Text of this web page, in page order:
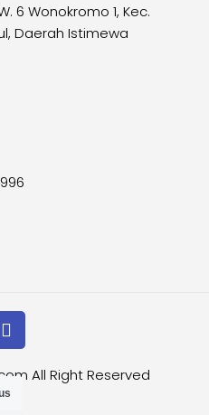
6 Wonokromo 1, Kec.
Daerah Istimewa
All Right Reserved